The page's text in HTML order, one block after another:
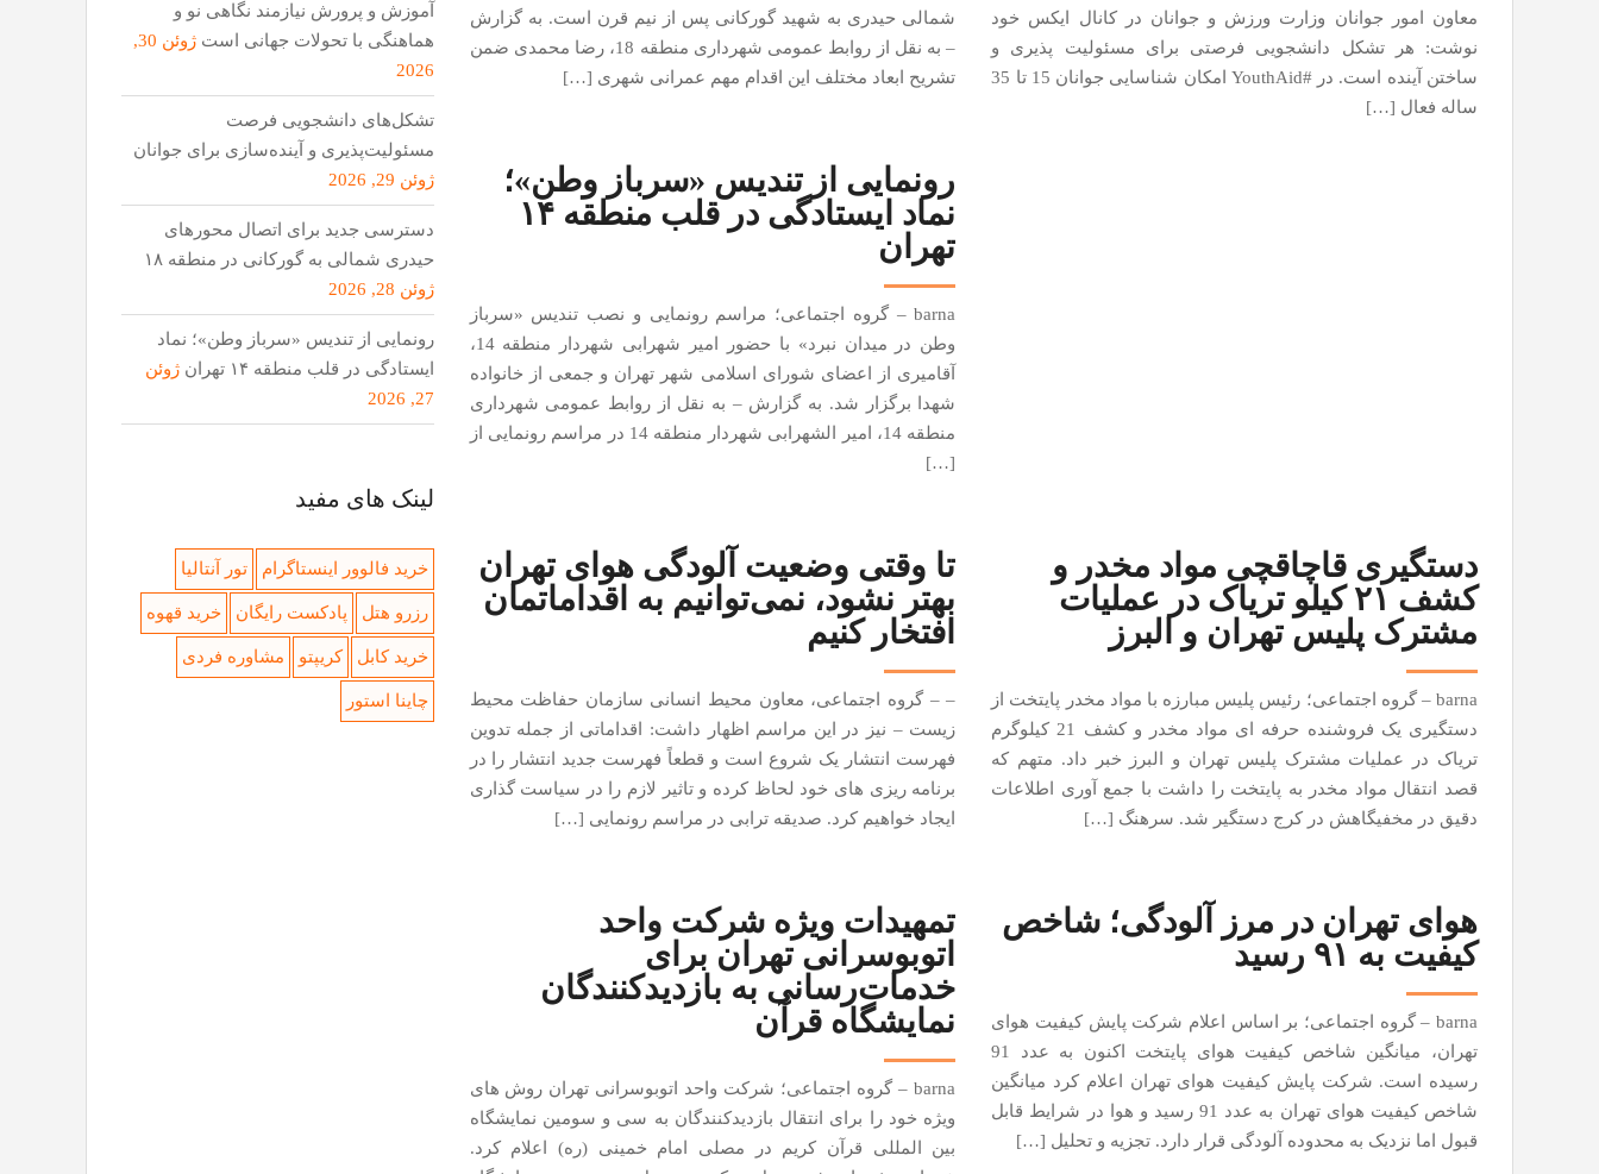
معاون امور جوانان وزارت ورزش و جوانان در کانال ایکس خود
نوشت: هر تشکل دانشجویی فرصتی برای مسئولیت پذیری و
ساختن آینده است. در #YouthAid امکان شناسایی جوانان 15 تا 35
ساله فعال […]
شمالی حیدری به شهید گورکانی پس از نیم قرن است. به گزارش
– به نقل از روابط عمومی شهرداری منطقه 18، رضا محمدی ضمن
تشریح ابعاد مختلف این اقدام مهم عمرانی شهری […]
رونمایی از تندیس «سرباز وطن»؛
نماد ایستادگی در قلب منطقه ۱۴
تهران
barna – گروه اجتماعی؛ مراسم رونمایی و نصب تندیس «سرباز
وطن در میدان نبرد» با حضور امیر شهرابی شهردار منطقه 14،
آقامیری از اعضای شورای اسلامی شهر تهران و جمعی از خانواده
شهدا برگزار شد. به گزارش – به نقل از روابط عمومی شهرداری
منطقه 14، امیر الشهرابی شهردار منطقه 14 در مراسم رونمایی از
[…]
دستگیری قاچاقچی مواد مخدر و
کشف ۲۱ کیلو تریاک در عملیات
مشترک پلیس تهران و البرز
barna – گروه اجتماعی؛ رئیس پلیس مبارزه با مواد مخدر پایتخت از
دستگیری یک فروشنده حرفه ای مواد مخدر و کشف 21 کیلوگرم
تریاک در عملیات مشترک پلیس تهران و البرز خبر داد. متهم که
قصد انتقال مواد مخدر به پایتخت را داشت با جمع آوری اطلاعات
دقیق در مخفیگاهش در کرج دستگیر شد. سرهنگ […]
تا وقتی وضعیت آلودگی هوای تهران
بهتر نشود، نمی‌توانیم به اقداماتمان
افتخار کنیم
– – گروه اجتماعی، معاون محیط انسانی سازمان حفاظت محیط
زیست – نیز در این مراسم اظهار داشت: اقداماتی از جمله تدوین
فهرست انتشار یک شروع است و قطعاً فهرست جدید انتشار را در
برنامه ریزی های خود لحاظ کرده و تاثیر لازم را در سیاست گذاری
ایجاد خواهیم کرد. صدیقه ترابی در مراسم رونمایی […]
هوای تهران در مرز آلودگی؛ شاخص
کیفیت به ۹۱ رسید
barna – گروه اجتماعی؛ بر اساس اعلام شرکت پایش کیفیت هوای
تهران، میانگین شاخص کیفیت هوای پایتخت اکنون به عدد 91
رسیده است. شرکت پایش کیفیت هوای تهران اعلام کرد میانگین
شاخص کیفیت هوای تهران به عدد 91 رسید و هوا در شرایط قابل
قبول اما نزدیک به محدوده آلودگی قرار دارد. تجزیه و تحلیل […]
تمهیدات ویژه شرکت واحد
اتوبوسرانی تهران برای
خدمات‌رسانی به بازدیدکنندگان
نمایشگاه قرآن
barna – گروه اجتماعی؛ شرکت واحد اتوبوسرانی تهران روش های
ویژه خود را برای انتقال بازدیدکنندگان به سی و سومین نمایشگاه
بین المللی قرآن کریم در مصلی امام خمینی (ره) اعلام کرد.
آموزش و پرورش نیازمند نگاهی نو و
هماهنگی با تحولات جهانی است
ژوئن 30,
2026
تشکل‌های دانشجویی فرصت
مسئولیت‌پذیری و آینده‌سازی برای جوانان
ژوئن 29, 2026
دسترسی جدید برای اتصال محور‌های
حیدری شمالی به گورکانی در منطقه ۱۸
ژوئن 28, 2026
رونمایی از تندیس «سرباز وطن»؛ نماد
ایستادگی در قلب منطقه ۱۴ تهران
ژوئن
27, 2026
لینک های مفید
خرید فالوور اینستاگرام تور آنتالیا
رزرو هتل پادکست رایگان خرید قهوه
خرید کابل کریپتو مشاوره فردی
چاینا استور